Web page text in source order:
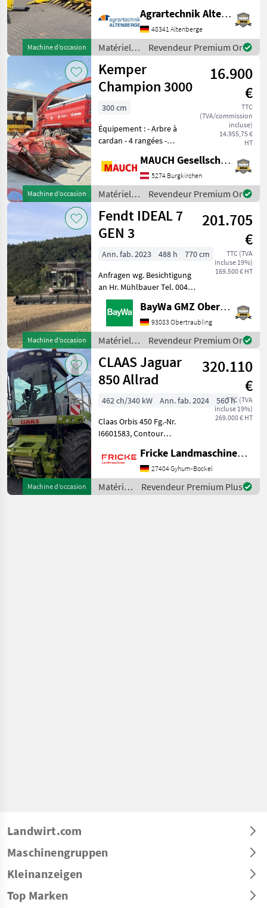
Machine d’occasion
Gebrauchtmaschine -
Baujahr: 2016 - Modeljahr:
2016 - 12 Reihen bei 75cm
Reihe (900cm Arbeitsbreite)
- Reihenf
Agrartechnik Altenberge GmbH
48341 Altenberge
Matériels
de récolte
agricole /
New
Holland
Revendeur Premium Or
Machine d’occasion
Kemper
Champion 3000
16.900
€
TTC
(TVA/commission
incluse)
14.955,75 €
HT
300 cm
Équipement : - Arbre à
cardan - 4 rangées -
Commande électrique -
Pivotement hydraulique de
la tour - Réglage électrique
de la portée de p
MAUCH Gesellschaft m.b.H. & Co.KG
5274 Burgkirchen
Matériels
de récolte
agricole /
Kemper
Revendeur Premium Or
Machine d’occasion
Fendt IDEAL 7
GEN 3
201.705
€
TTC (TVA
incluse 19%)
169.500 € HT
Ann. fab. 2023 488 h
770 cm
Anfragen wg. Besichtigung
an Hr. Mühlbauer Tel. 0049
151 1610 4033.Rapsmesser,
Ordinateur de bord,
Entraînement
hydrostatique, Toutes
roues motrices, Scie à colza,
Broy
BayWa GMZ Obertraubling
93083 Obertraubling
Matériels
de récolte
agricole /
Fendt
Revendeur Premium Or
Machine d’occasion
CLAAS Jaguar
850 Allrad
320.110
€
TTC (TVA
incluse 19%)
269.000 € HT
462 ch/340 kW Ann. fab. 2024
560 h
Claas Orbis 450 Fg.-Nr.
I6601583, Contour
Transportschutz, 2 Gang
Schaltgetriebe, V Classic 24
Messertrommel, Korn
CRacker M 80/100,
Fricke Landmaschinen GmbH
27404 Gyhum-Bockel
Matériels
de
Revendeur Premium Plus
Landwirt.com
Maschinengruppen
Kleinanzeigen
Top Marken